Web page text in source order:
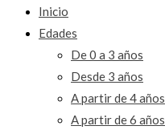
Inicio
Edades
De 0 a 3 años
Desde 3 años
A partir de 4 años
A partir de 6 años